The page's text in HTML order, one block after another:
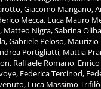
Giacomo Mangano,
Mecca, Luca Mauro
Matteo Nigra, Sabrina
Gabriele Peloso,
Portigliatti, Mattia
Raffaele Romano,
Federica Tercinod,
Luca Massimo Trifilò